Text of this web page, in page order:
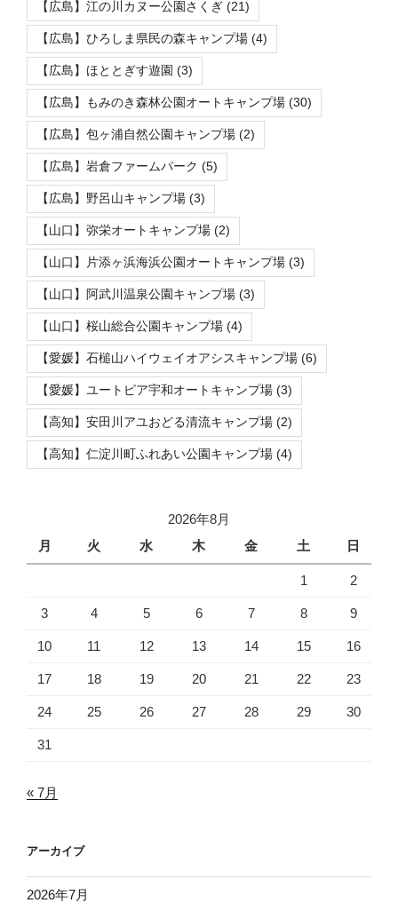
【広島】江の川カヌー公園さくぎ (21)
【広島】ひろしま県民の森キャンプ場 (4)
【広島】ほととぎす遊園 (3)
【広島】もみのき森林公園オートキャンプ場 (30)
【広島】包ヶ浦自然公園キャンプ場 (2)
【広島】岩倉ファームパーク (5)
【広島】野呂山キャンプ場 (3)
【山口】弥栄オートキャンプ場 (2)
【山口】片添ヶ浜海浜公園オートキャンプ場 (3)
【山口】阿武川温泉公園キャンプ場 (3)
【山口】桜山総合公園キャンプ場 (4)
【愛媛】石槌山ハイウェイオアシスキャンプ場 (6)
【愛媛】ユートピア宇和オートキャンプ場 (3)
【高知】安田川アユおどる清流キャンプ場 (2)
【高知】仁淀川町ふれあい公園キャンプ場 (4)
2026年8月
月
火 水 木 金 土 日
1 2
3 4 5 6 7 8 9
10 11 12 13 14 15 16
17 18 19 20 21 22 23
24 25 26 27 28 29 30
31
« 7月
アーカイブ
2026年7月